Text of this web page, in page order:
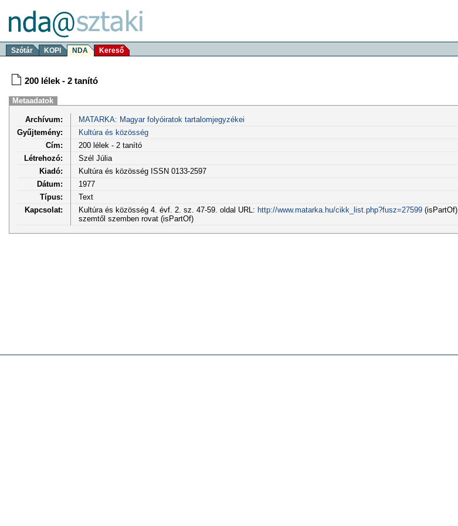
Szótár KOPI NDA Kereső
200 lélek - 2 tanító
Metaadatok
Archívum:
MATARKA: Magyar folyóiratok tartalomjegyzékei
Gyűjtemény:
Kultúra és közösség
Cím:
200 lélek - 2 tanító
Létrehozó:
Szél Júlia
Kiadó:
Kultúra és közösség ISSN 0133-2597
Dátum:
1977
Típus:
Text
Kapcsolat:
Kultúra és közösség 4. évf. 2. sz. 47-59. oldal URL: http://www.matarka.hu/cikk_list.php?fusz=27599(isPartOf)
szemtől szemben rovat (isPartOf)